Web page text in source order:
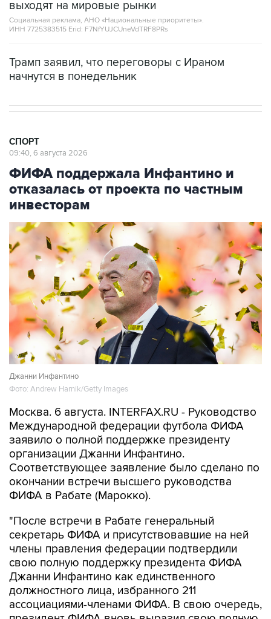
выходят на мировые рынки
Социальная реклама, АНО «Национальные приоритеты».
ИНН 7725383515 Erid: F7NfYUJCUneVdTRF8PRs
Трамп заявил, что переговоры с Ираном
начнутся в понедельник
СПОРТ
09:40, 6 августа 2026
ФИФА поддержала Инфантино и
отказалась от проекта по частным
инвесторам
Джанни Инфантино
Фото: Andrew Harnik/Getty Images
Москва. 6 августа. INTERFAX.RU - Руководство
Международной федерации футбола ФИФА
заявило о полной поддержке президенту
организации Джанни Инфантино.
Соответствующее заявление было сделано по
окончании встречи высшего руководства
ФИФА в Рабате (Марокко).
"После встречи в Рабате генеральный
секретарь ФИФА и присутствовавшие на ней
члены правления федерации подтвердили
свою полную поддержку президента ФИФА
Джанни Инфантино как единственного
должностного лица, избранного 211
ассоциациями-членами ФИФА. В свою очередь,